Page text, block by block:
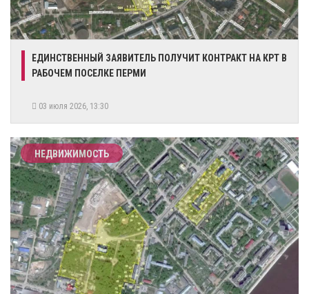
ЕДИНСТВЕННЫЙ ЗАЯВИТЕЛЬ ПОЛУЧИТ КОНТРАКТ НА КРТ В
РАБОЧЕМ ПОСЕЛКЕ ПЕРМИ
03 июля 2026, 13:30
НЕДВИЖИМОСТЬ